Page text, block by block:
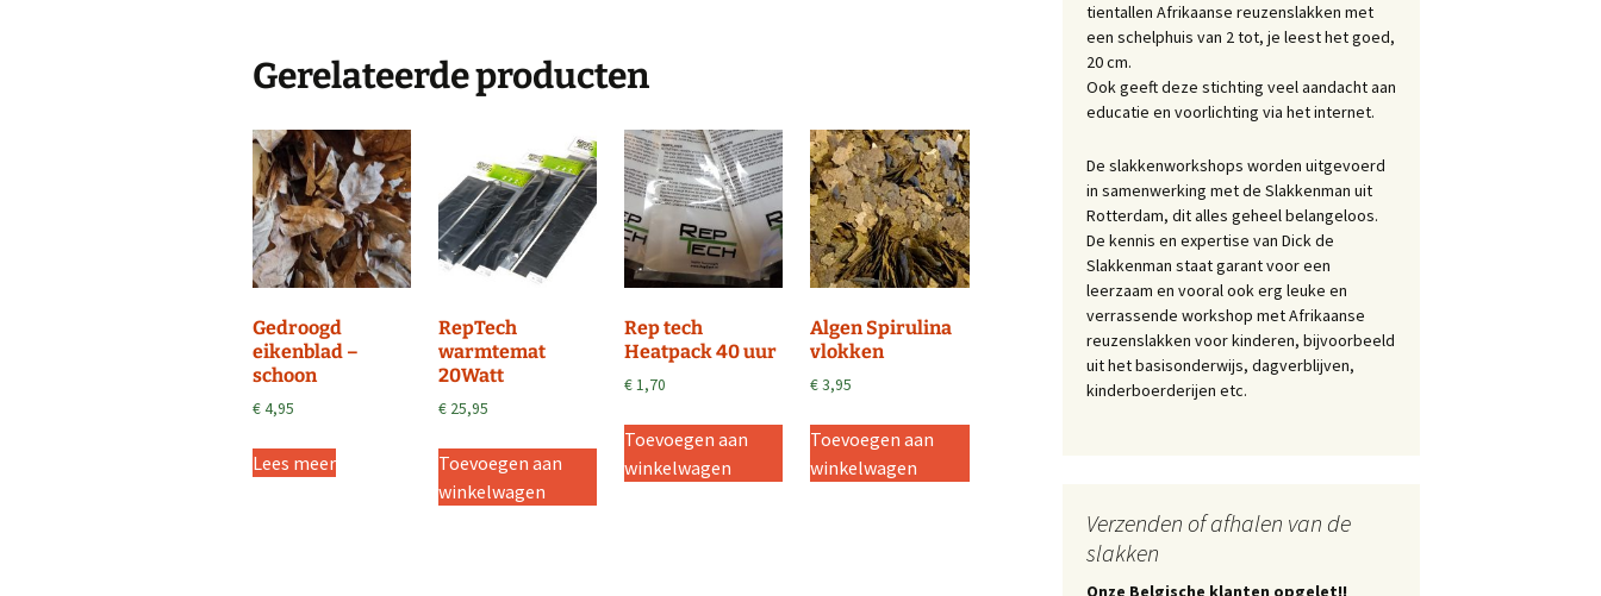
Gerelateerde producten
Gedroogd
eikenblad –
schoon
€4,95
Lees meer
RepTech
warmtemat
20Watt
€ 25,95
Toevoegen aan
winkelwagen
Rep tech
Heatpack 40 uur
€1,70
Toevoegen aan
winkelwagen
Algen Spirulina
vlokken
€3,95
Toevoegen aan
winkelwagen
tientallen Afrikaanse reuzenslakken met
een schelphuis van 2 tot, je leest het goed,
20 cm.
Ook geeft deze stichting veel aandacht aan
educatie en voorlichting via het internet.
De slakkenworkshops worden uitgevoerd
in samenwerking met de Slakkenman uit
Rotterdam, dit alles geheel belangeloos.
De kennis en expertise van Dick de
Slakkenman staat garant voor een
leerzaam en vooral ook erg leuke en
verrassende workshop met Afrikaanse
reuzenslakken voor kinderen, bijvoorbeeld
uit het basisonderwijs, dagverblijven,
kinderboerderijen etc.
Verzenden of afhalen van de
slakken
Onze Belgische klanten opgelet!!